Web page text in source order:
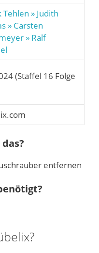
Tehlen » Judith
» Carsten
» Ralf
(Staffel 16 Folge
entfernen